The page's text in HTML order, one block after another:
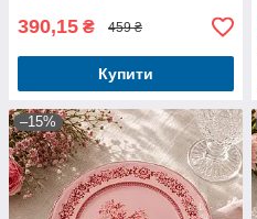
390,15 ₴ 459 ₴
Купити
–15%